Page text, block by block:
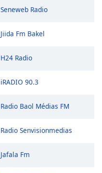
Seneweb Radio
Jiida Fm Bakel
H24 Radio
iRADIO 90.3
Radio Baol Médias FM
Radio Senvisionmedias
Jafala Fm